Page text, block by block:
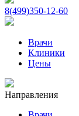
8(499)350-12-60
Врачи
Клиники
Цены
Направления